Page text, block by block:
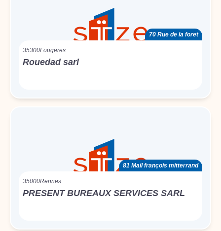
70 Rue de la foret
35300Fougeres
Rouedad sarl
81 Mail françois mitterrand
35000Rennes
PRESENT BUREAUX SERVICES SARL